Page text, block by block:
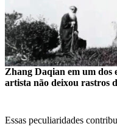
Zhang Daqian em um dos
artista não deixou rastros
Essas peculiaridades